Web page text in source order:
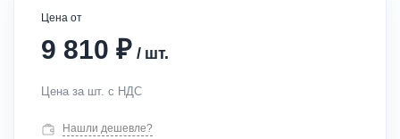
Цена от
9 810 ₽ / шт.
Цена за шт. с НДС
Нашли дешевле?